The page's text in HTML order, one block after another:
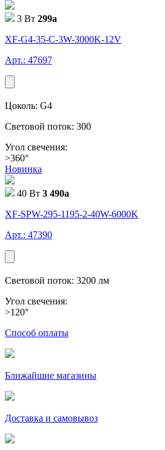
3 Вт 299a
XF-G4-35-C-3W-3000K-12V
Арт.: 47697
Цоколь: G4
Световой поток: 300
Угол свечения:
>360°
Новинка
40 Вт 3 490a
XF-SPW-295-1195-2-40W-6000K
Арт.: 47390
Световой поток: 3200 лм
Угол свечения:
>120°
Способ оплаты
Ближайшие магазины
Доставка и самовывоз